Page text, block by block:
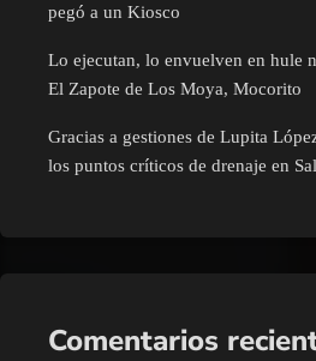
pegó a un Kiosco
Lo ejecutan, lo envuelven en hule
El Zapote de Los Moya, Mocorito
Gracias a gestiones de Lupita
los puntos críticos de drenaje en
Comentarios